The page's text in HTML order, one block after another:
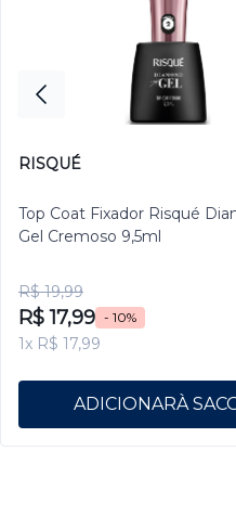
RISQUÉ
Top Coat Fixador Risqué
Gel Cremoso 9,5ml
R$ 19,99
R$ 17,99 - 10%
1x R$ 17,99
ADICIONAR